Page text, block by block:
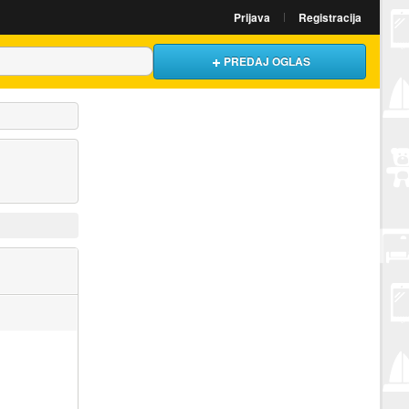
Prijava Registracija
PREDAJ OGLAS